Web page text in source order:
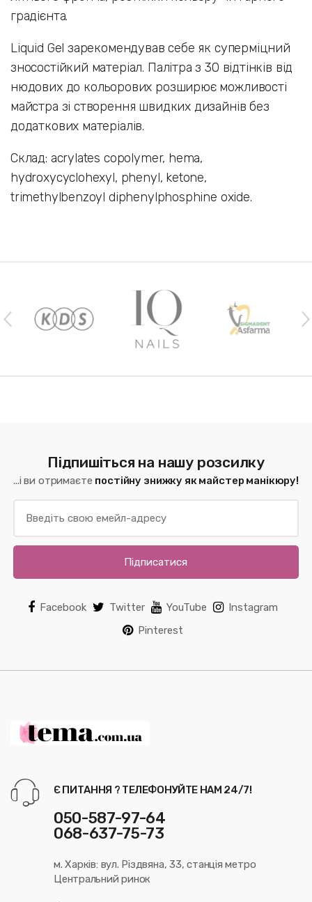
градієнта.
Liquid Gel зарекомендував себе як суперміцний
зносостійкий матеріал. Палітра з 30 відтінків від
нюдових до кольорових розширює можливості
майстра зі створення швидких дизайнів без
додаткових матеріалів.
Склад: acrylates copolymer, hema,
hydroxycyclohexyl, phenyl, ketone,
trimethylbenzoyl diphenylphosphine oxide.
Підпишіться на нашу розсилку
...і ви отримаєте постійну знижку як майстер манікюру!
Підписатися
Facebook Twitter YouTube
Instagram
Pinterest
Є ПИТАННЯ ? ТЕЛЕФОНУЙТЕ НАМ 24/7!
050-587-97-64
068-637-75-73
м. Харків: вул. Різдвяна, 33, станція метро
Центральний ринок